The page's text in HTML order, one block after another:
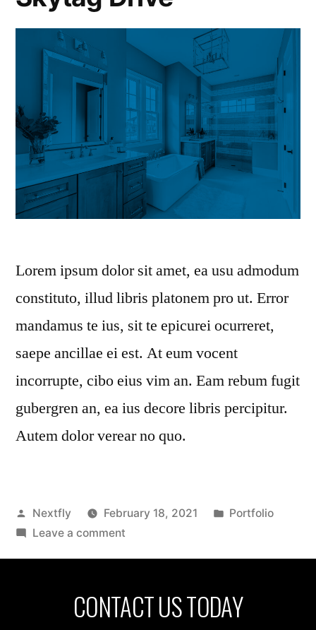
Lorem ipsum dolor sit amet, ea usu admodum
constituto, illud libris platonem pro ut. Error
mandamus te ius, sit te epicurei ocurreret,
saepe ancillae ei est. At eum vocent
incorrupte, cibo eius vim an. Eam rebum fugit
gubergren an, ea ius decore libris percipitur.
Autem dolor verear no quo.
Nextfly February 18, 2021
Portfolio
Leave a comment
CONTACT US TODAY